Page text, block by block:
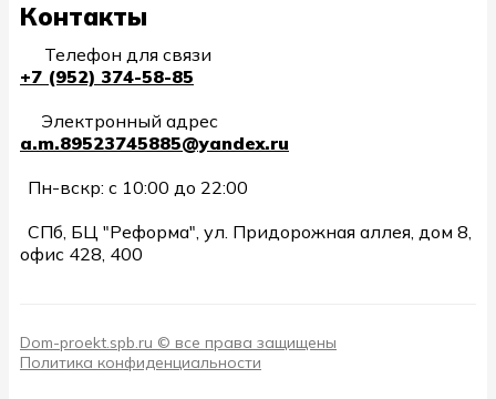
Контакты
Телефон для связи
+7 (952) 374-58-85
Электронный адрес
a.m.89523745885@yandex.ru
Пн-вскр: с 10:00 до 22:00
СПб, БЦ "Реформа", ул. Придорожная аллея, дом 8,
офис 428, 400
Dom-proekt.spb.ru © все права защищены
Политика конфиденциальности